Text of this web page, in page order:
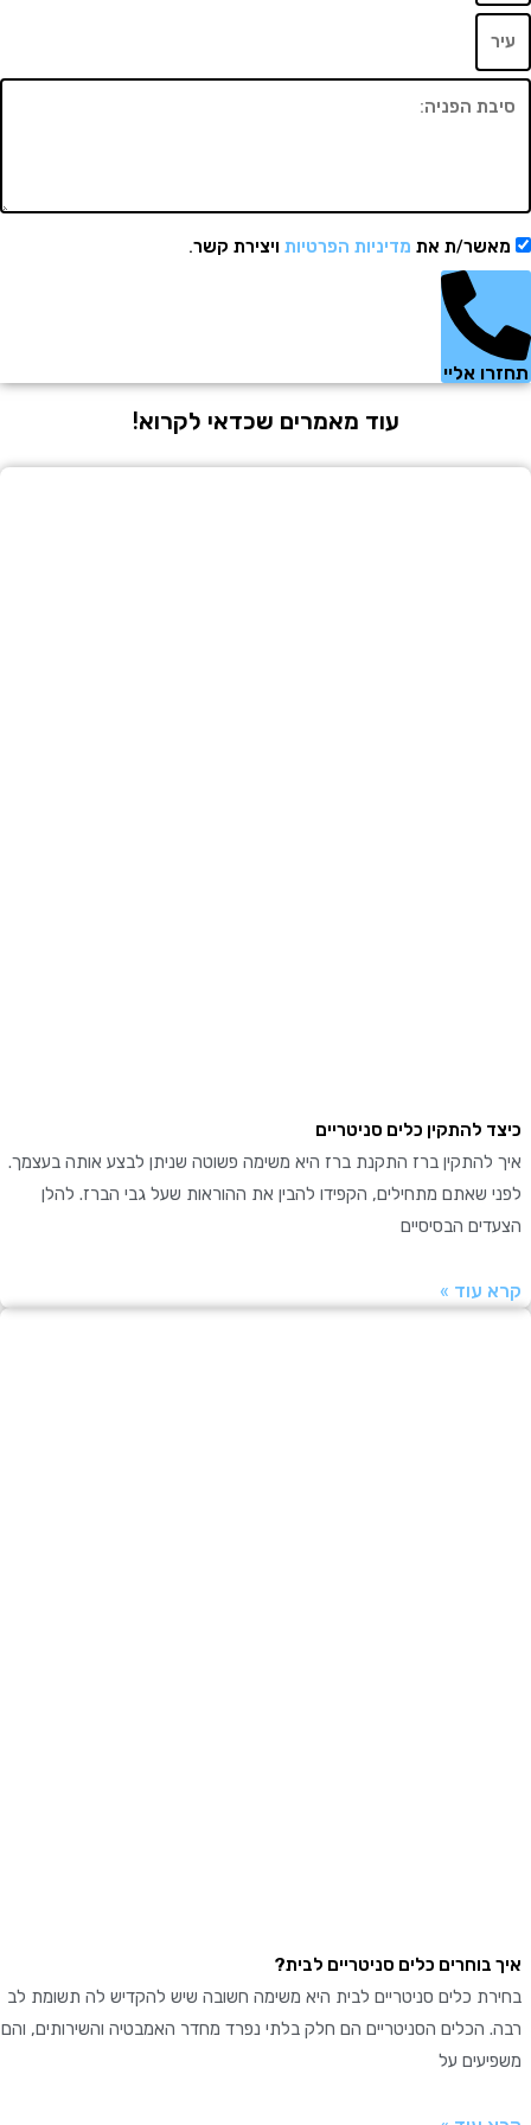
מאשר/ת אתמדיניות הפרטיותויצירת קשר.
אליי
עוד מאמרים שכדאי לקרוא!
להתקין כלים סניטריים
להתקין ברז התקנת ברז היא משימה פשוטה שניתן לבצע אותה בעצמך.
שאתם מתחילים, הקפידו להבין את ההוראות שעל גבי הברז. להלן
הבסיסיים
עוד »
בוחרים כלים סניטריים לבית?
כלים סניטריים לבית היא משימה חשובה שיש להקדיש לה תשומת לב
הכלים הסניטריים הם חלק בלתי נפרד מחדר האמבטיה והשירותים, והם
על